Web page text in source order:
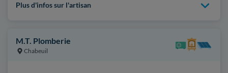
Plus d'infos sur l'artisan
M.T. Plomberie
Chabeuil